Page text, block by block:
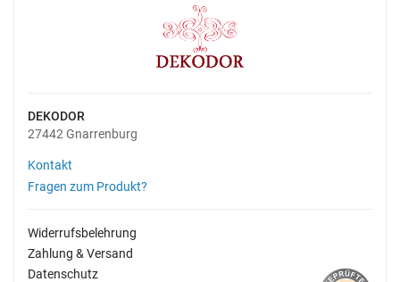
DEKODOR
27442 Gnarrenburg
Kontakt
Fragen zum Produkt?
Widerrufsbelehrung
Zahlung & Versand
Datenschutz